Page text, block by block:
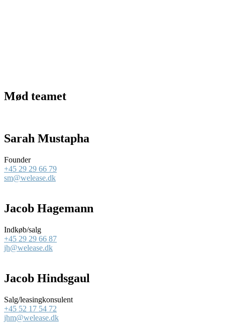
Mød teamet
Sarah Mustapha
Founder
+45 29 29 66 79
sm@welease.dk
Jacob Hagemann
Indkøb/salg
+45 29 29 66 87
jh@welease.dk
Jacob Hindsgaul
Salg/leasingkonsulent
+45 52 17 54 72
jhm@welease.dk